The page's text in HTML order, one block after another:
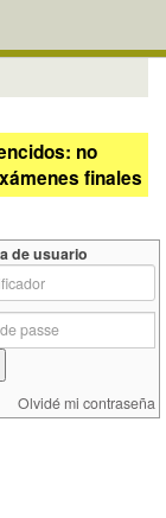
no
finales
de usuario
Olvidé mi contraseña